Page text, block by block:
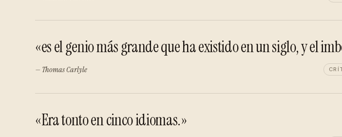
«es el genio más grande que ha existido en un siglo, y el
— Thomas Carlyle
«Era tonto en cinco idiomas.»